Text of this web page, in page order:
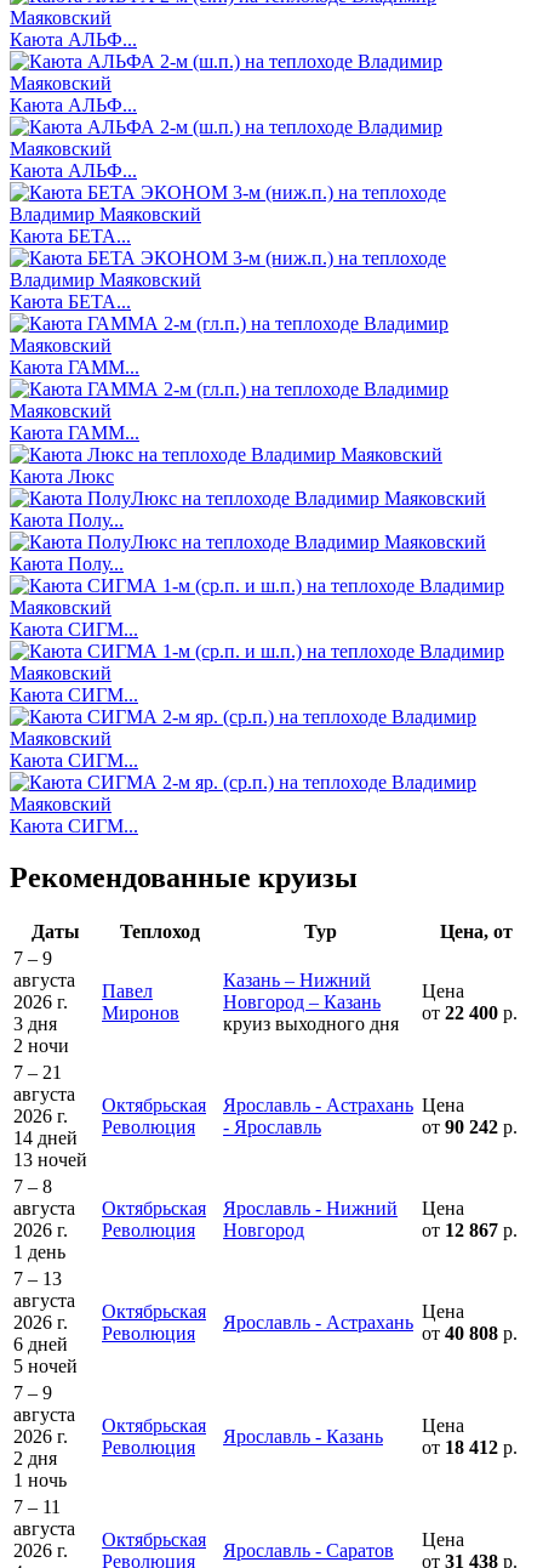
Каюта АЛЬФ...
Каюта АЛЬФ...
Каюта АЛЬФ...
Каюта БЕТА...
Каюта БЕТА...
Каюта ГАММ...
Каюта ГАММ...
Каюта Люкс
Каюта Полу...
Каюта Полу...
Каюта СИГМ...
Каюта СИГМ...
Каюта СИГМ...
Каюта СИГМ...
Рекомендованные круизы
Даты Теплоход Тур
Цена, от
7 – 9
августа
2026 г.
3 дня
2 ночи
Павел
Миронов
Казань – Нижний
Новгород – Казань
круиз выходного дня
Цена
от 22 400 р.
7 – 21
августа
2026 г.
14 дней
13 ночей
Октябрьская
Революция
Ярославль - Астрахань
- Ярославль
Цена
от 90 242 р.
7 – 8
августа
2026 г.
1 день
Октябрьская
Революция
Ярославль - Нижний
Новгород
Цена
от 12 867 р.
7 – 13
августа
2026 г.
6 дней
5 ночей
Октябрьская
Революция
Ярославль - Астрахань
Цена
от 40 808 р.
7 – 9
августа
2026 г.
2 дня
1 ночь
Октябрьская
Революция
Ярославль - Казань
Цена
от 18 412 р.
7 – 11
августа
2026 г.
Октябрьская
Революция
Ярославль - Саратов
Цена
от 31 438 р.